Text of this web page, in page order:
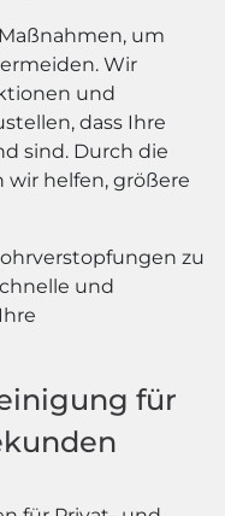
um
Wir
und
dass Ihre
sind. Durch die
helfen, größere
zu
und
für